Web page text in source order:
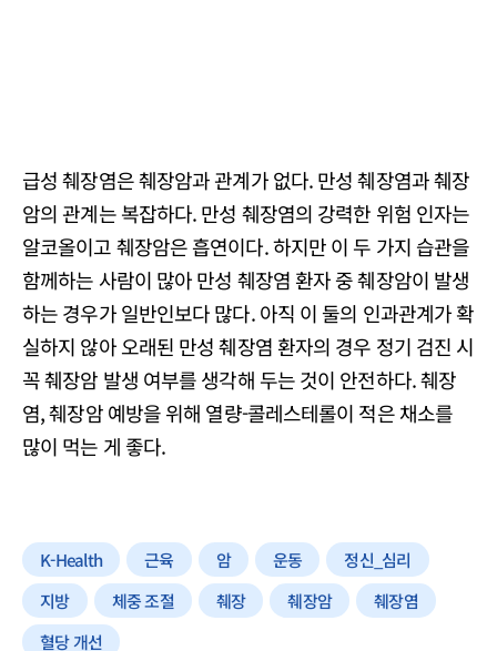
급성 췌장염은 췌장암과 관계가 없다. 만성 췌장염과 췌장
암의 관계는 복잡하다. 만성 췌장염의 강력한 위험 인자는
알코올이고 췌장암은 흡연이다. 하지만 이 두 가지 습관을
함께하는 사람이 많아 만성 췌장염 환자 중 췌장암이 발생
하는 경우가 일반인보다 많다. 아직 이 둘의 인과관계가 확
실하지 않아 오래된 만성 췌장염 환자의 경우 정기 검진 시
꼭 췌장암 발생 여부를 생각해 두는 것이 안전하다. 췌장
염, 췌장암 예방을 위해 열량-콜레스테롤이 적은 채소를
많이 먹는 게 좋다.
K-Health 근육 암 운동
정신_심리
지방
체중 조절 췌장 췌장암
췌장염
혈당 개선